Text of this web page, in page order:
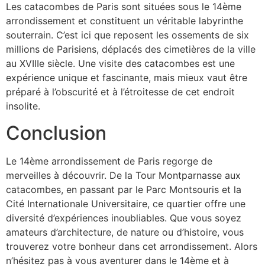
Les catacombes de Paris sont situées sous le 14ème
arrondissement et constituent un véritable labyrinthe
souterrain. C’est ici que reposent les ossements de six
millions de Parisiens, déplacés des cimetières de la ville
au XVIIIe siècle. Une visite des catacombes est une
expérience unique et fascinante, mais mieux vaut être
préparé à l’obscurité et à l’étroitesse de cet endroit
insolite.
Conclusion
Le 14ème arrondissement de Paris regorge de
merveilles à découvrir. De la Tour Montparnasse aux
catacombes, en passant par le Parc Montsouris et la
Cité Internationale Universitaire, ce quartier offre une
diversité d’expériences inoubliables. Que vous soyez
amateurs d’architecture, de nature ou d’histoire, vous
trouverez votre bonheur dans cet arrondissement. Alors
n’hésitez pas à vous aventurer dans le 14ème et à